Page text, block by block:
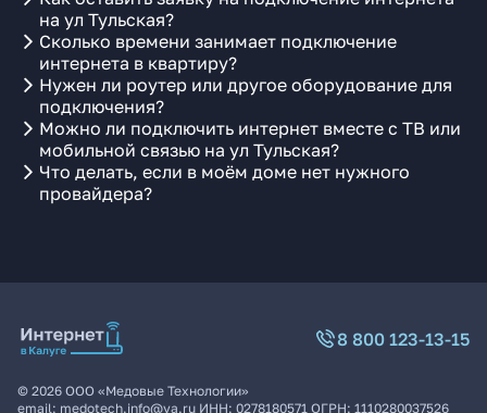
на ул Тульская?
Сколько времени занимает подключение
интернета в квартиру?
Нужен ли роутер или другое оборудование для
подключения?
Можно ли подключить интернет вместе с ТВ или
мобильной связью на ул Тульская?
Что делать, если в моём доме нет нужного
провайдера?
8 800 123-13-15
© 2026 ООО «Медовые Технологии»
email: medotech.info@ya.ru ИНН: 0278180571 ОГРН: 1110280037526